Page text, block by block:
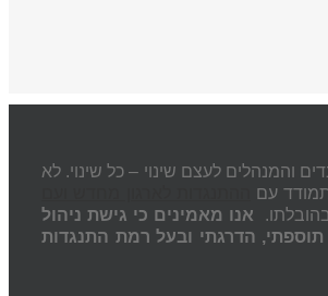
והמנהלים לעצם שינוי – כל שינוי. לא
עם
אנו מאמינים כי גישת ניהול
הדרגתי ובעל רמת התנגדות